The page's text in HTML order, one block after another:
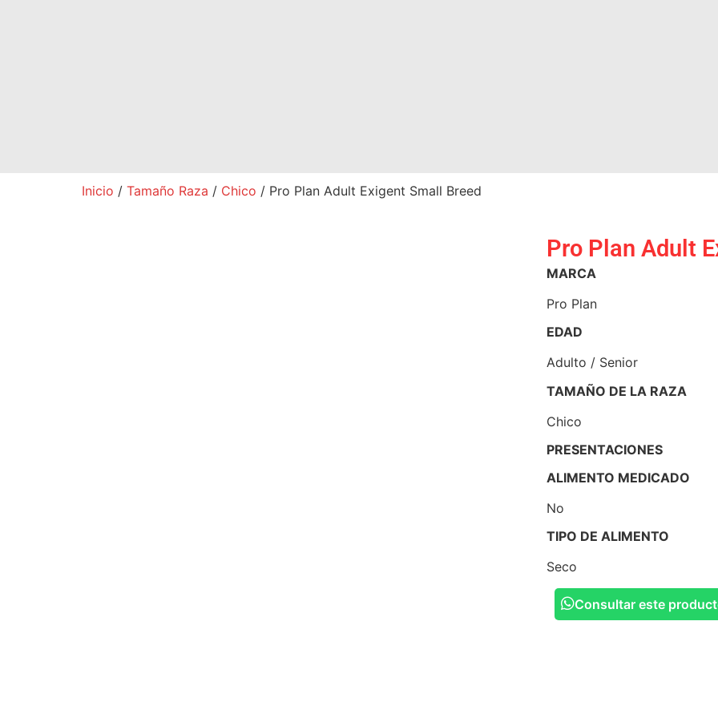
Inicio / Tamaño Raza / Chico / Pro Plan Adult Exigent Small Breed
Pro Plan Adult
MARCA
Pro Plan
EDAD
Adulto / Senior
TAMAÑO DE LA RAZA
Chico
PRESENTACIONES
ALIMENTO MEDICADO
No
TIPO DE ALIMENTO
Seco
Consultar este